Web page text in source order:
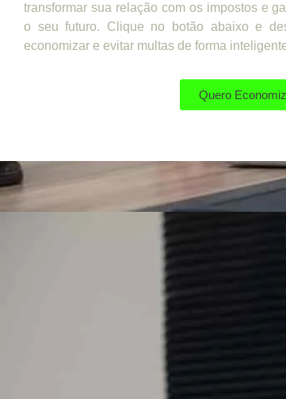
transformar sua relação com os impostos e
o seu futuro. Clique no botão abaixo e
economizar e evitar multas de forma
Quero